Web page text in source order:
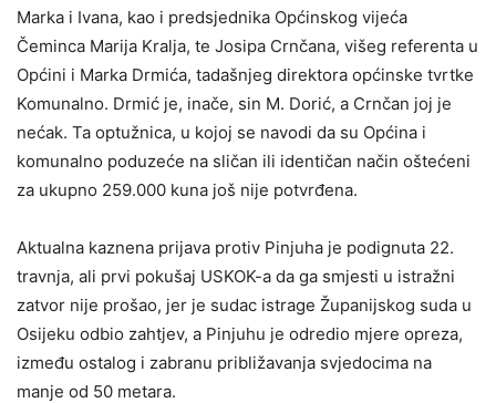
Marka i Ivana, kao i predsjednika Općinskog vijeća
Čeminca Marija Kralja, te Josipa Crnčana, višeg referenta u
Općini i Marka Drmića, tadašnjeg direktora općinske tvrtke
Komunalno. Drmić je, inače, sin M. Dorić, a Crnčan joj je
nećak. Ta optužnica, u kojoj se navodi da su Općina i
komunalno poduzeće na sličan ili identičan način oštećeni
za ukupno 259.000 kuna još nije potvrđena.
Aktualna kaznena prijava protiv Pinjuha je podignuta 22.
travnja, ali prvi pokušaj USKOK-a da ga smjesti u istražni
zatvor nije prošao, jer je sudac istrage Županijskog suda u
Osijeku odbio zahtjev, a Pinjuhu je odredio mjere opreza,
između ostalog i zabranu približavanja svjedocima na
manje od 50 metara.